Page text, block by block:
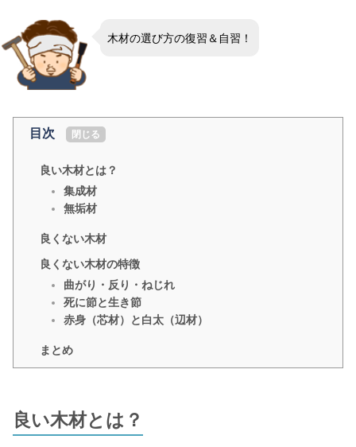
木材の選び方の復習＆自習！
目次 閉じる
良い木材とは？
集成材
無垢材
良くない木材
良くない木材の特徴
曲がり・反り・ねじれ
死に節と生き節
赤身（芯材）と白太（辺材）
まとめ
良い木材とは？